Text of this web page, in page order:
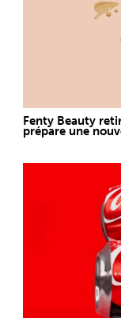
Fenty Beauty
prépare une